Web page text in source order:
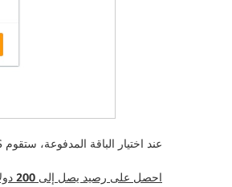
عند اختيار الباقة المدفوعة، ستقوم AWS تلقائياً بخصم استخدامك للخدمات المؤهلة من أرصدة الباقة المجانية المتوفرة في حسابك. وسيتم احتساب رسوم الاستخدام الإضافي وفق التسعير حسب الطلب.
احصل على رصيد يصل إلى 200 دولار